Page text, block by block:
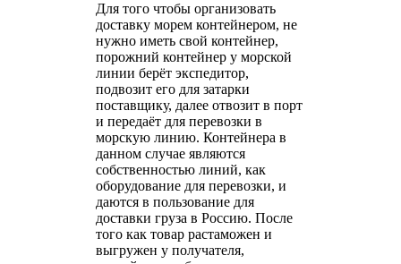
Для того чтобы организовать
доставку морем контейнером, не
нужно иметь свой контейнер,
порожний контейнер у морской
линии берёт экспедитор,
подвозит его для затарки
поставщику, далее отвозит в порт
и передаёт для перевозки в
морскую линию. Контейнера в
данном случае являются
собственностью линий, как
оборудование для перевозки, и
даются в пользование для
доставки груза в Россию. После
того как товар растаможен и
выгружен у получателя,